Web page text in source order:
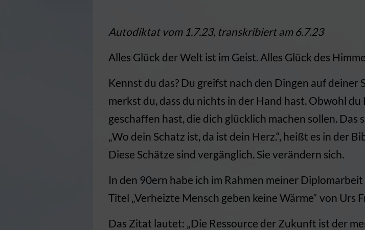
Autodiktat vom 1.7.23, transkribiert am 6.7.23
Alles Glück der Welt ist im Geist. Alles Glück des
Kennst du das? Du greifst nach den Dingen auf deiner
merkst du, dass du nichts in der Hand hast. Obwohl
geschaffen hast, die dich glücklich machen sollen.
„Wo dein Schatz ist, da ist dein Herz.“, heißt es in der
Diese Schätze sind vergänglich. Sie verändern sich.
In den 90ern habe ich im Rahmen meiner
Titel „Verheizte Mensch geben keine Wärme“ von Urs
Das Zitat lautet: „Die Ressource der Zukunft ist der